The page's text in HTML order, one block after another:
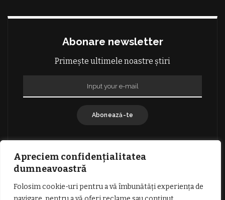
Apreciem confidențialitatea
dumneavoastră
Folosim cookie-uri pentru a vă îmbunătăți experiența de
Abonare newsletter
Primește ultimele noastre știri
Abonează-te